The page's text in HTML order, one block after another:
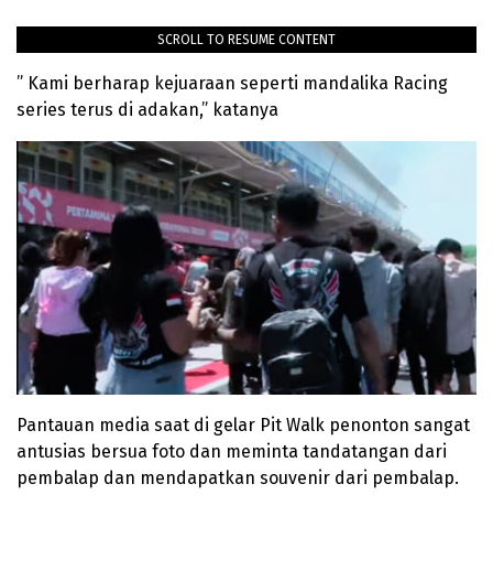
SCROLL TO RESUME CONTENT
” Kami berharap kejuaraan seperti mandalika Racing
series terus di adakan,” katanya
Pantauan media saat di gelar Pit Walk penonton sangat
antusias bersua foto dan meminta tandatangan dari
pembalap dan mendapatkan souvenir dari pembalap.